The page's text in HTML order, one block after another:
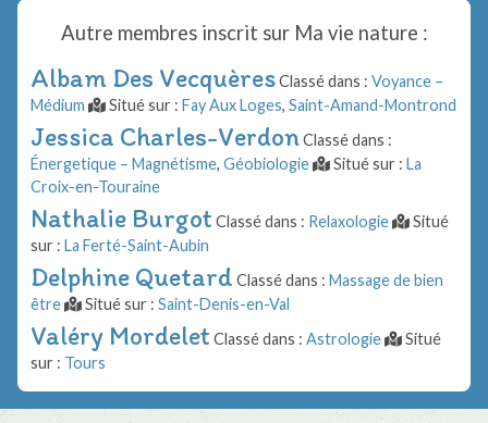
Autre membres inscrit sur Ma vie nature :
Albam Des VecquèresClassé dans : Voyance –
Médium
Situé sur : Fay Aux Loges, Saint-Amand-Montrond
Jessica Charles-VerdonClassé dans :
Énergetique – Magnétisme, Géobiologie Situé sur : La
Croix-en-Touraine
Nathalie Burgot Classé dans : Relaxologie
Situé
sur : La Ferté-Saint-Aubin
Delphine Quetard Classé dans : Massage de bien
être
Situé sur : Saint-Denis-en-Val
Valéry Mordelet Classé dans : Astrologie
Situé
sur : Tours